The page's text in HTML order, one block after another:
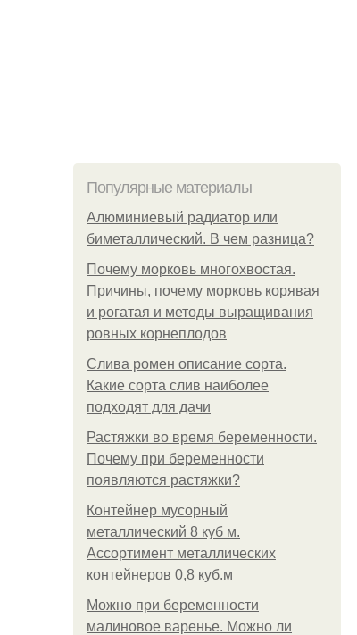
Популярные материалы
Алюминиевый радиатор или
биметаллический. В чем разница?
Почему морковь многохвостая.
Причины, почему морковь корявая
и рогатая и методы выращивания
ровных корнеплодов
Слива ромен описание сорта.
Какие сорта слив наиболее
подходят для дачи
Растяжки во время беременности.
Почему при беременности
появляются растяжки?
Контейнер мусорный
металлический 8 куб м.
Ассортимент металлических
контейнеров 0,8 куб.м
Можно при беременности
малиновое варенье. Можно ли